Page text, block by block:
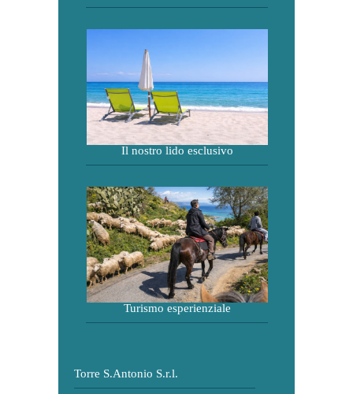
Il nostro lido esclusivo
Turismo esperienziale
Torre S.Antonio S.r.l.